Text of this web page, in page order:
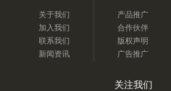
关于我们
加入我们
联系我们
新闻资讯
产品推广
合作伙伴
版权声明
广告推广
关注我们